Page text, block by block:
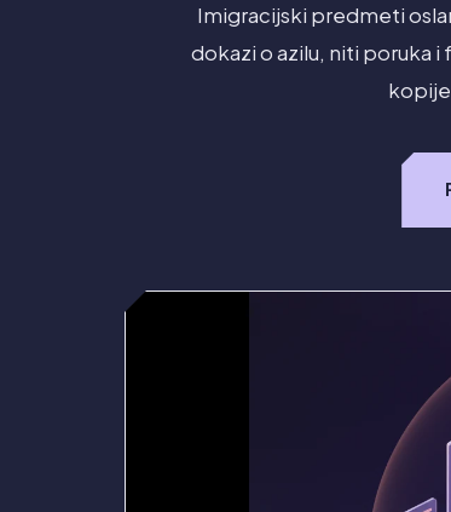
Imigracijski predmeti
dokazi o azilu, niti poruka
kopije